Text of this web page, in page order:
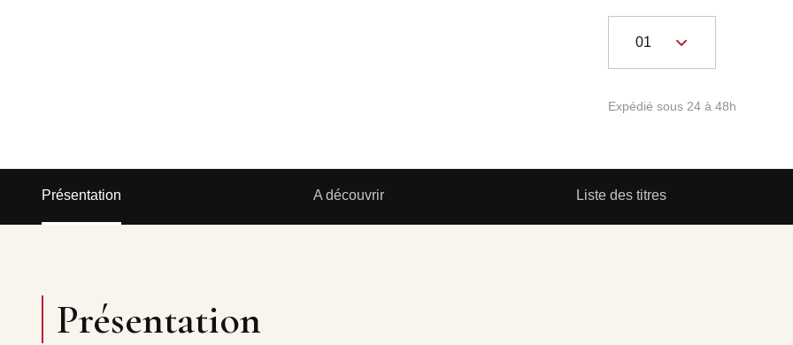
Expédié sous 24 à 48h
Présentation A découvrir Liste des titres
Présentation